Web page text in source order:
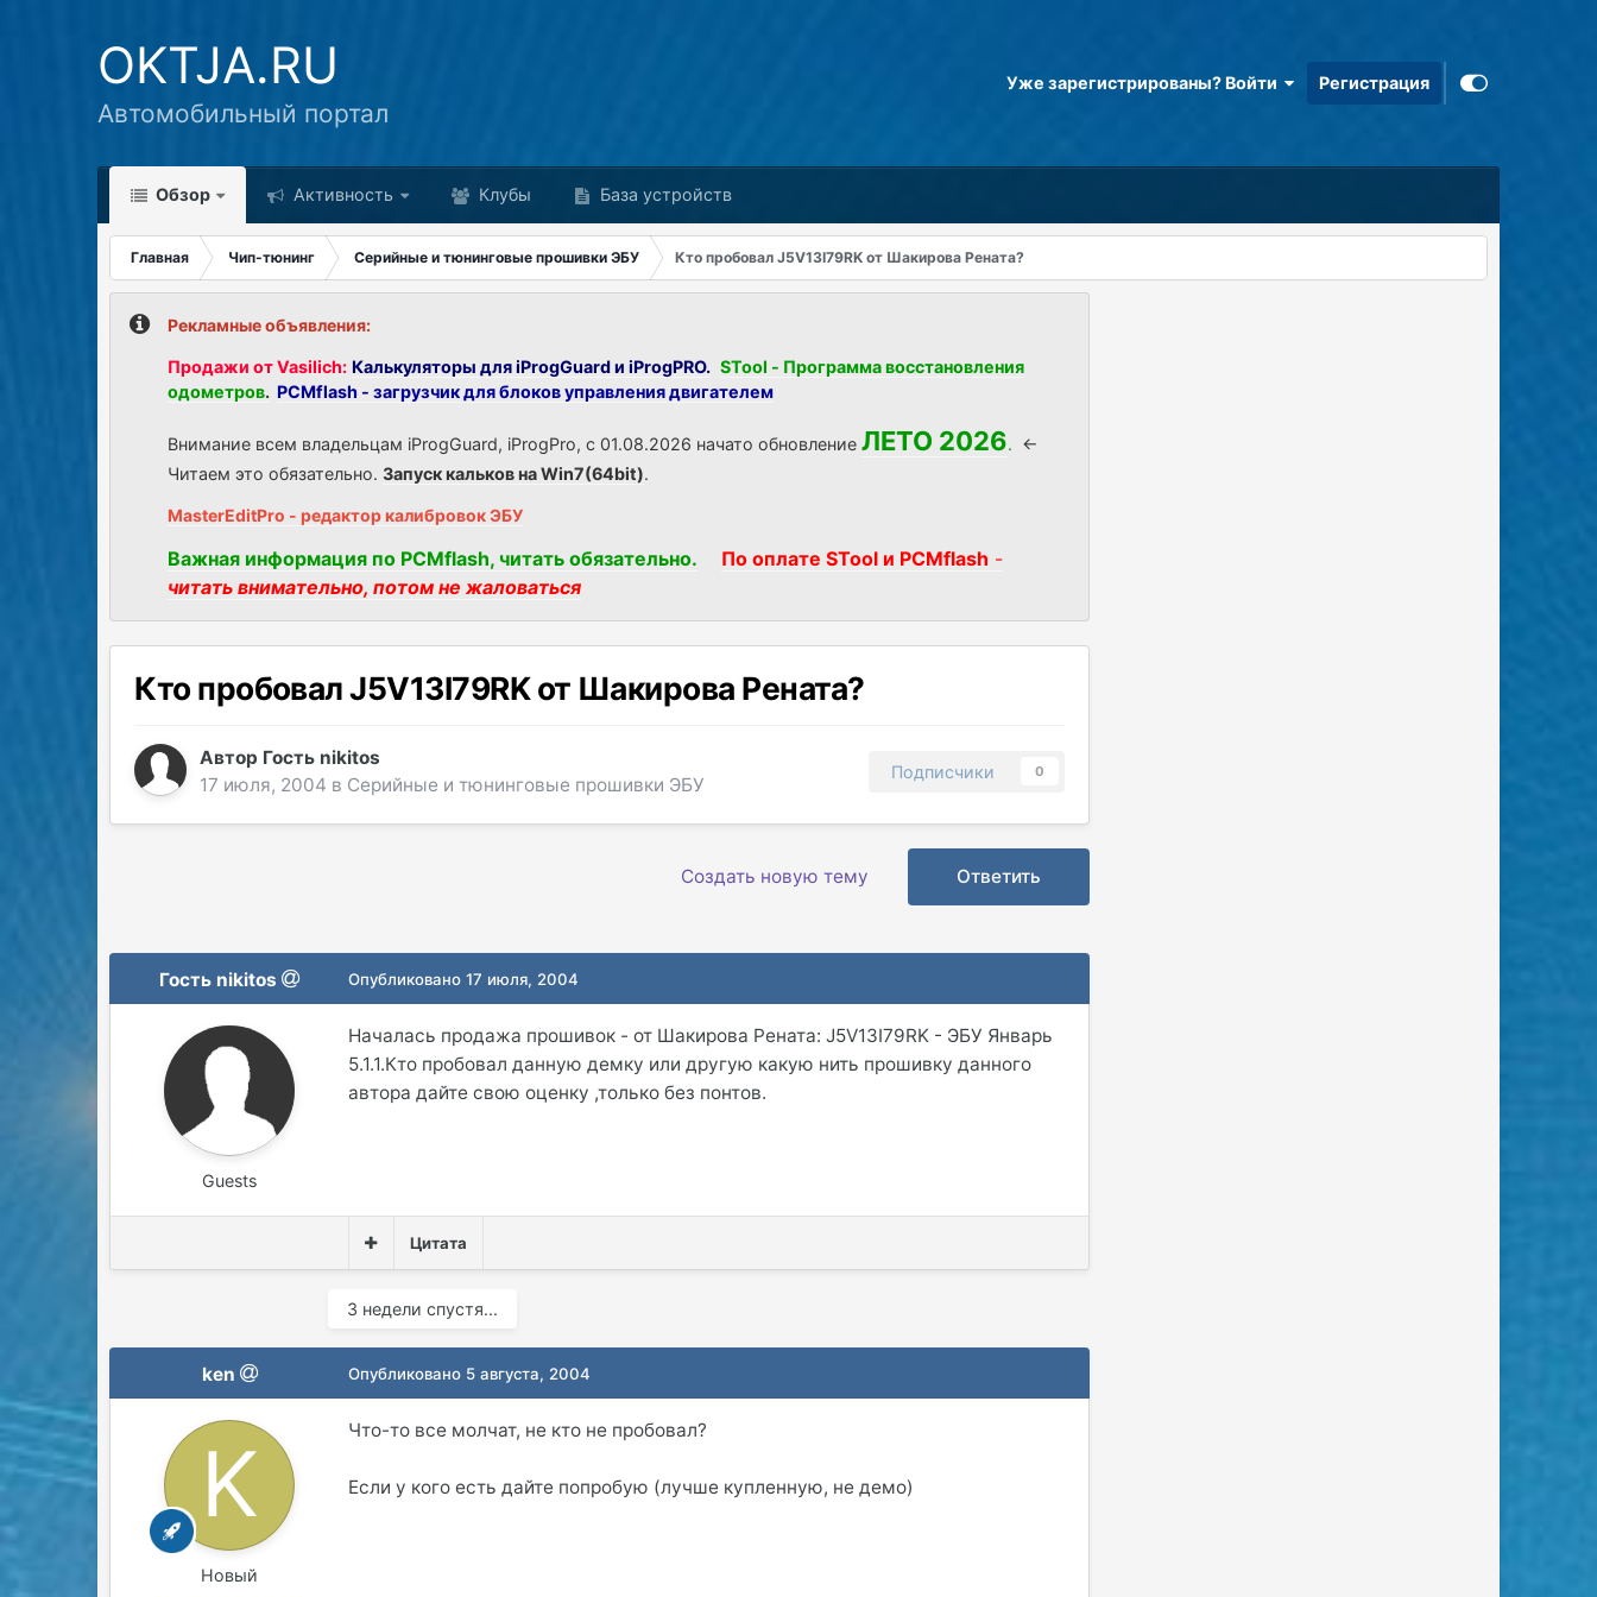
OKTJA.RU
Автомобильный портал
Уже зарегистрированы? Войти Регистрация
Обзор Активность Клубы База устройств
Главная Чип-тюнинг Серийные и тюнинговые прошивки ЭБУ Кто пробовал J5V13I79RK от Шакирова Рената?
Рекламные объявления:
Продажи от Vasilich: Калькуляторы для iProgGuard и iProgPRO. STool - Программа восстановления
одометров. PCMflash - загрузчик для блоков управления двигателем
Внимание всем владельцам iProgGuard, iProgPro, с 01.08.2026 начато обновлениеЛЕТО 2026. <-
Читаем это обязательно.Запуск кальков на Win7(64bit).
MasterEditPro - редактор калибровок ЭБУ
Важная информация по PCMflash, читать обязательно. По оплате STool и PCMflash -
читать внимательно, потом не жаловаться
Кто пробовал J5V13I79RK от Шакирова Рената?
Автор Гость nikitos
17 июля, 2004 в Серийные и тюнинговые прошивки ЭБУ
Подписчики 0
Ответить
Создать новую тему
Гость nikitos
Guests
Опубликовано17 июля, 2004
Началась продажа прошивок - от Шакирова Рената: J5V13I79RK - ЭБУ Январь
5.1.1.Кто пробовал данную демку или другую какую нить прошивку данного
автора дайте свою оценку ,только без понтов.
Цитата
3 недели спустя...
ken
Новый
Опубликовано 5 августа, 2004
Что-то все молчат, не кто не пробовал?
Если у кого есть дайте попробую (лучше купленную, не демо)